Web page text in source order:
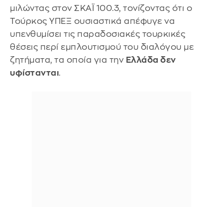
μιλώντας στον ΣΚΑΪ 100.3, τονίζοντας ότι ο
Τούρκος ΥΠΕΞ ουσιαστικά απέφυγε να
υπενθυμίσει τις παραδοσιακές τουρκικές
θέσεις περί εμπλουτισμού του διαλόγου με
ζητήματα, τα οποία για την Ελλάδα δεν
υφίστανται.